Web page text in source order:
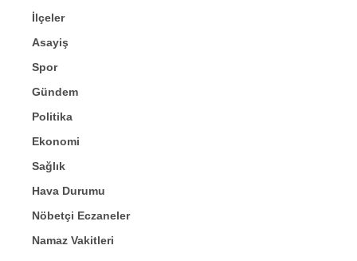
İlçeler
Asayiş
Spor
Gündem
Politika
Ekonomi
Sağlık
Hava Durumu
Nöbetçi Eczaneler
Namaz Vakitleri